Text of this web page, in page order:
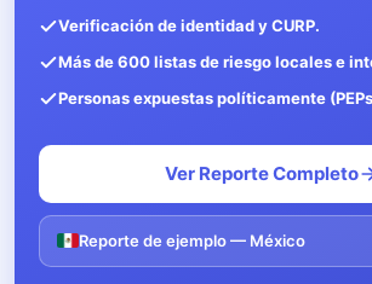
Verificación de identidad y CURP.
Más de 600 listas de riesgo locales e
Personas expuestas políticamente
Ver Reporte Completo
Reporte de ejemplo — México